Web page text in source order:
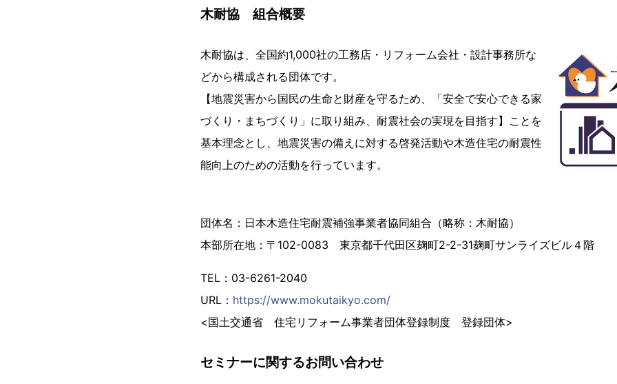
木耐協 組合概要
木耐協は、全国約1,000社の工務店・リフォーム会社・設計事務所な
どから構成される団体です。
【地震災害から国民の生命と財産を守るため、「安全で安心できる家
づくり・まちづくり」に取り組み、耐震社会の実現を目指す】ことを
基本理念とし、地震災害の備えに対する啓発活動や木造住宅の耐震性
能向上のための活動を行っています。
団体名：日本木造住宅耐震補強事業者協同組合（略称：木耐協）
本部所在地：〒102-0083 東京都千代田区麹町2-2-31麹町サンライズビル４階
TEL：03-6261-2040
URL： https://www.mokutaikyo.com/
<国土交通省 住宅リフォーム事業者団体登録制度 登録団体>
セミナーに関するお問い合わせ